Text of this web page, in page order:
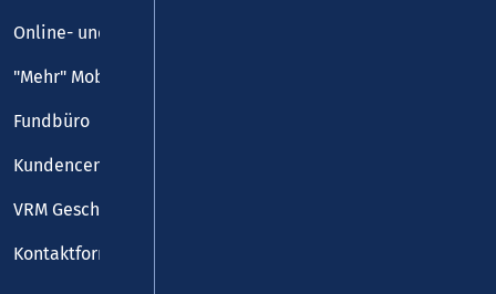
Online- und Handy-Tickets
"Mehr" Mobilität
Fundbüro
Kundencenter
VRM Geschäftsstelle
Kontaktformular